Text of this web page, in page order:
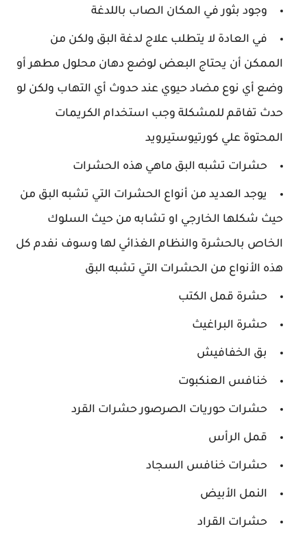
وجود بثور في المكان الصاب باللدغة
في العادة لا يتطلب علاج لدغة البق ولكن من
الممكن أن يحتاج البعض لوضع دهان محلول مطهر أو
وضع أي نوع مضاد حيوي عند حدوث أي التهاب ولكن لو
حدث تفاقم للمشكلة وجب استخدام الكريمات
المحتوة علي كورتيوستيرويد
حشرات تشبه البق ماهي هذه الحشرات
يوجد العديد من أنواع الحشرات التي تشبه البق من
حيث شكلها الخارجي او تشابه من حيث السلوك
الخاص بالحشرة والنظام الغذائي لها وسوف نفدم كل
هذه الأنواع من الحشرات التي تشبه البق
حشرة قمل الكتب
حشرة البراغيث
بق الخفافيش
خنافس العنكبوت
حشرات حوريات الصرصور حشرات القرد
قمل الرأس
حشرات خنافس السجاد
النمل الأبيض
حشرات القراد